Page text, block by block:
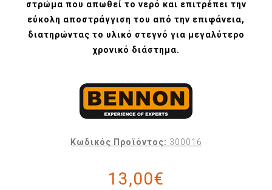
στρώμα που απωθεί το νερό και επιτρέπει την
εύκολη αποστράγγιση του από την επιφάνεια,
διατηρώντας το υλικό στεγνό για μεγαλύτερο
χρονικό διάστημα.
Κωδικός Προϊόντος: 300016
13,00€